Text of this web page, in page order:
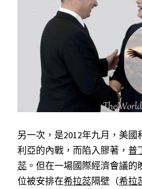
另一次，是2012年九月，美
利亞的內戰，而陷入膠著， 普
蕊 。但在一場國際經濟會議的
位被安排在希拉蕊隔壁（希拉